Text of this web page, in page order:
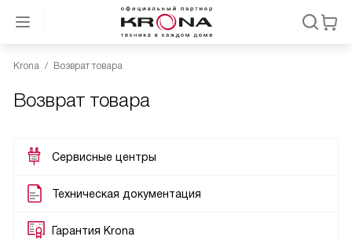
Krona Возврат товара
Возврат товара
Сервисные центры
Техническая документация
Гарантия Krona